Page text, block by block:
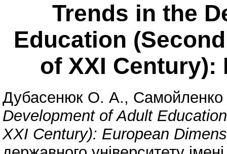
Trends in the
Education
of XXI Century):
Дубасенюк О. А.,
Development of Adult
XXI Century): European